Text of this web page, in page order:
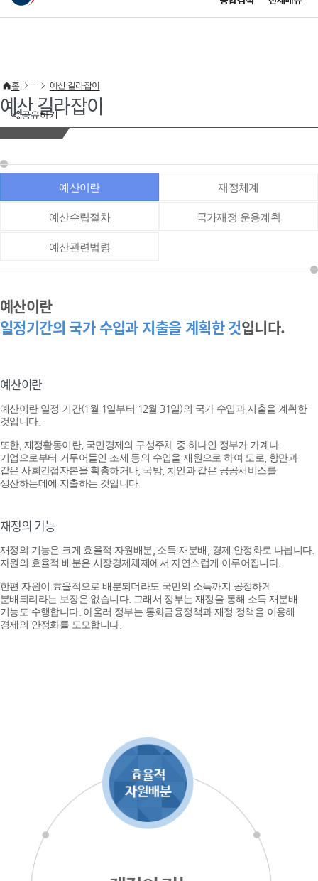
이 누리집은 대한민국 공식 전자정부 누리집입니다.
공유하기
홈 예산 길라잡이
예산 길라잡이
예산이란 재정체계
예산수립절차 국가재정 운용계획
예산관련법령
예산이란
일정기간의 국가 수입과 지출을 계획한 것입니다.
예산이란
예산이란 일정 기간(1월 1일부터 12월 31일)의 국가 수입과 지출을 계획한
것입니다.
또한, 재정활동이란, 국민경제의 구성주체 중 하나인 정부가 가계나
기업으로부터 거두어들인 조세 등의 수입을 재원으로 하여 도로, 항만과
같은 사회간접자본을 확충하거나, 국방, 치안과 같은 공공서비스를
생산하는데에 지출하는 것입니다.
재정의 기능
재정의 기능은 크게 효율적 자원배분, 소득 재분배, 경제 안정화로 나뉩니다.
자원의 효율적 배분은 시장경제체제에서 자연스럽게 이루어집니다.
한편 자원이 효율적으로 배분되더라도 국민의 소득까지 공정하게
분배되리라는 보장은 없습니다. 그래서 정부는 재정을 통해 소득 재분배
기능도 수행합니다. 아울러 정부는 통화금융정책과 재정 정책을 이용해
경제의 안정화를 도모합니다.